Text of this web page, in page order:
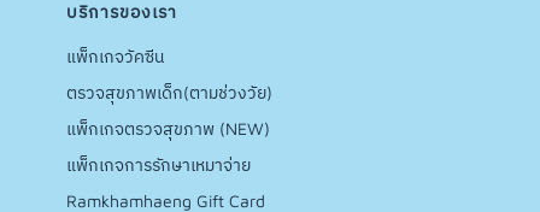
บริการของเรา
แพ็กเกจวัคซีน
ตรวจสุขภาพเด็ก(ตามช่วงวัย)
แพ็กเกจตรวจสุขภาพ (NEW)
แพ็กเกจการรักษาเหมาจ่าย
Ramkhamhaeng Gift Card